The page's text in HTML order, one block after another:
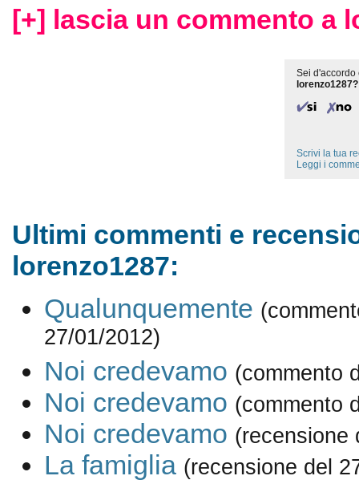
[+] lascia un commento a
Sei d'accordo
lorenzo1287?
Scrivi la tua
Leggi i
Ultimi commenti e
lorenzo1287:
Qualunquemente
27/01/2012)
Noi credevamo (commento
Noi credevamo (commento
Noi credevamo (recensione
La famiglia (recensione del